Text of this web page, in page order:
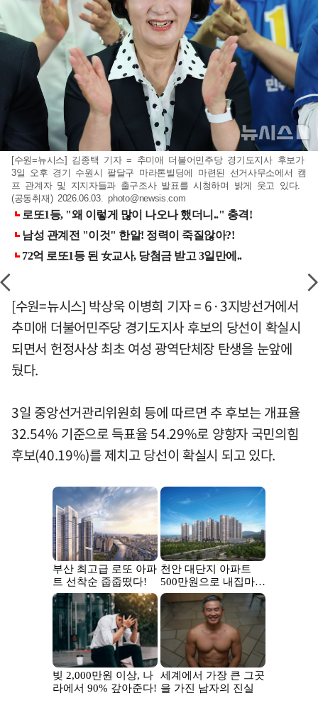
[수원=뉴시스] 김종택 기자 = 추미애 더불어민주당 경기도지사 후보가
3일 오후 경기 수원시 팔달구 마라톤빌딩에 마련된 선거사무소에서 캠
프 관계자 및 지지자들과 출구조사 발표를 시청하며 밝게 웃고 있다.
(공동취재) 2026.06.03.photo@newsis.com
[수원=뉴시스] 박상욱 이병희 기자 = 6·3지방선거에서
추미애 더불어민주당 경기도지사 후보의 당선이 확실시
되면서 헌정사상 최초 여성 광역단체장 탄생을 눈앞에
뒀다.
3일 중앙선거관리위원회 등에 따르면 추 후보는 개표율
32.54% 기준으로 득표율 54.29%로 양향자 국민의힘
후보(40.19%)를 제치고 당선이 확실시 되고 있다.